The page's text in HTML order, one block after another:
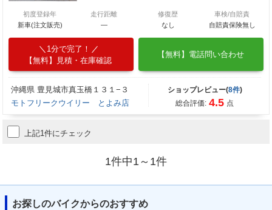
初度登録年
新車(注文販売)
走行距離
―
修復歴
なし
車検/自賠責
自賠責保険無し
1分で完了！
【無料】見積・在庫確認
【無料】電話問い合わせ
沖縄県 豊見城市真玉橋１３１−３
モトフリークウイリー とよみ店
ショップレビュー(8件)
総合評価: 4.5 点
上記1件にチェック
1件中1～1件
お探しのバイクからのおすすめ